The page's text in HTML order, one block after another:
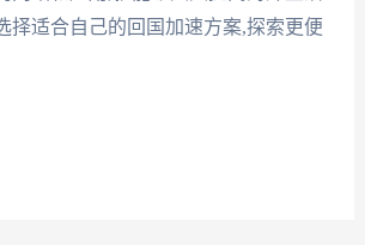
择适合自己的回国加速方案,探索更便